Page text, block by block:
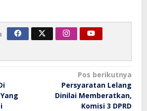
Pos berikutnya
Persyaratan Lelang
Dinilai Memberatkan,
Komisi 3 DPRD